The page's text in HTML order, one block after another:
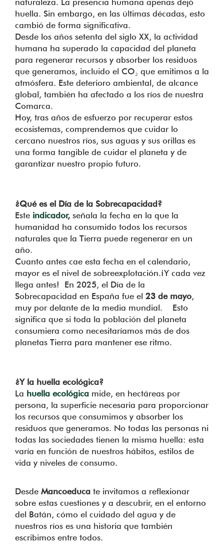
naturaleza. La presencia humana apenas dejó
huella. Sin embargo, en las últimas décadas, esto
cambió de forma significativa.
Desde los años setenta del siglo XX, la actividad
humana ha superado la capacidad del planeta
para regenerar recursos y absorber los residuos
que generamos, incluido el CO₂ que emitimos a la
atmósfera. Este deterioro ambiental, de alcance
global, también ha afectado a los ríos de nuestra
Comarca.
Hoy, tras años de esfuerzo por recuperar estos
ecosistemas, comprendemos que cuidar lo
cercano nuestros ríos, sus aguas y sus orillas es
una forma tangible de cuidar el planeta y de
garantizar nuestro propio futuro.
¿Qué es el Día de la Sobrecapacidad?
Este indicador, señala la fecha en la que la
humanidad ha consumido todos los recursos
naturales que la Tierra puede regenerar en un
año.
Cuanto antes cae esta fecha en el calendario,
mayor es el nivel de sobreexplotación.¡Y cada vez
llega antes! En 2025, el Día de la
Sobrecapacidad en España fue el 23 de mayo,
muy por delante de la media mundial. Esto
significa que si toda la población del planeta
consumiera como necesitaríamos más de dos
planetas Tierra para mantener ese ritmo.
¿Y la huella ecológica?
La huella ecológica mide, en hectáreas por
persona, la superficie necesaria para proporcionar
los recursos que consumimos y absorber los
residuos que generamos. No todas las personas ni
todas las sociedades tienen la misma huella: esta
varía en función de nuestros hábitos, estilos de
vida y niveles de consumo.
Desde Mancoeduca te invitamos a reflexionar
sobre estas cuestiones y a descubrir, en el entorno
del Batán, cómo el cuidado del agua y de
nuestros ríos es una historia que también
escribimos entre todos.